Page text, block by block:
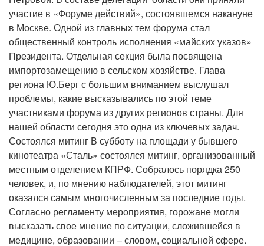
участие в «Форуме действий», состоявшемся накануне
в Москве. Одной из главных тем форума стал
общественный контроль исполнения «майских указов»
Президента. Отдельная секция была посвящена
импортозамещению в сельском хозяйстве. Глава
региона Ю.Берг с большим вниманием выслушал
проблемы, какие высказывались по этой теме
участниками форума из других регионов страны. Для
нашей области сегодня это одна из ключевых задач.
Состоялся митинг В субботу на площади у бывшего
кинотеатра «Сталь» состоялся митинг, организованный
местным отделением КПРФ. Собралось порядка 250
человек, и, по мнению наблюдателей, этот митинг
оказался самым многочисленным за последние годы.
Согласно регламенту мероприятия, горожане могли
высказать свое мнение по ситуации, сложившейся в
медицине, образовании – словом, социальной сфере.